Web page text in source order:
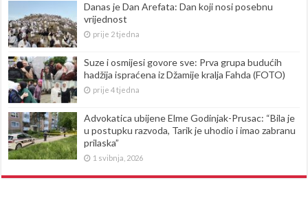
Danas je Dan Arefata: Dan koji nosi posebnu
vrijednost
prije 2 tjedna
Suze i osmijesi govore sve: Prva grupa budućih
hadžija ispraćena iz Džamije kralja Fahda (FOTO)
prije 4 tjedna
Advokatica ubijene Elme Godinjak-Prusac: “Bila je
u postupku razvoda, Tarik je uhodio i imao zabranu
prilaska”
1 svibnja, 2026